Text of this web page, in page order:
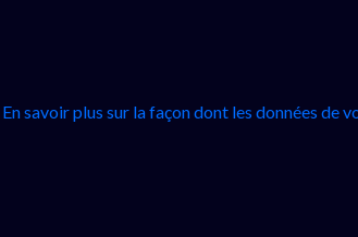
En savoir plus sur la façon dont les données de